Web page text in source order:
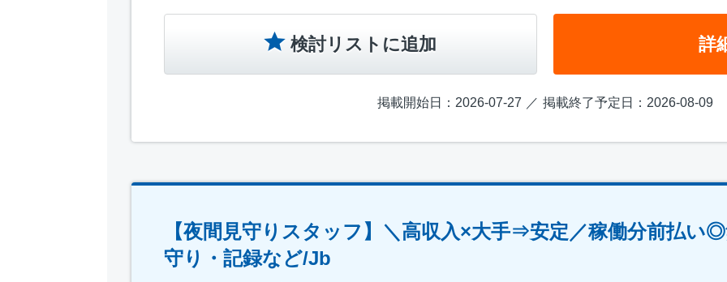
検討リストに追加 詳
掲載開始日：2026-07-27 掲載終了予定日：2026-08-09
【夜間見守りスタッフ】＼高収入×大手⇒安定／稼働分前払い
守り・記録など/Jb